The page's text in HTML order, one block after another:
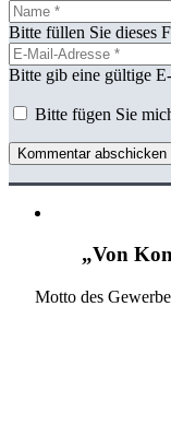
Bitte füllen Sie dieses
Bitte gib eine gültige
Bitte fügen Sie
Kommentar abschicken
„Von
Motto des